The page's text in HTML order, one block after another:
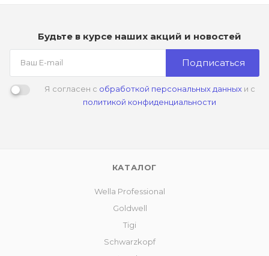
Будьте в курсе наших акций и новостей
Подписаться
Я согласен с обработкой персональных данныхи с
политикой конфиденциальности
КАТАЛОГ
Wella Professional
Goldwell
Tigi
Schwarzkopf